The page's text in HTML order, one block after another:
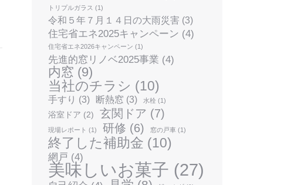
トリプルガラス (1)
令和５年７月１４日の大雨災害 (3)
住宅省エネ2025キャンペーン (4)
住宅省エネ2026キャンペーン (1)
先進的窓リノベ2025事業 (4)
内窓 (9)
当社のチラシ (10)
手すり (3) 断熱窓 (3) 水栓 (1)
浴室ドア (2) 玄関ドア (7)
現場レポート (1) 研修 (6) 窓の戸車 (1)
終了した補助金 (10)
網戸 (4)
美味しいお菓子 (27)